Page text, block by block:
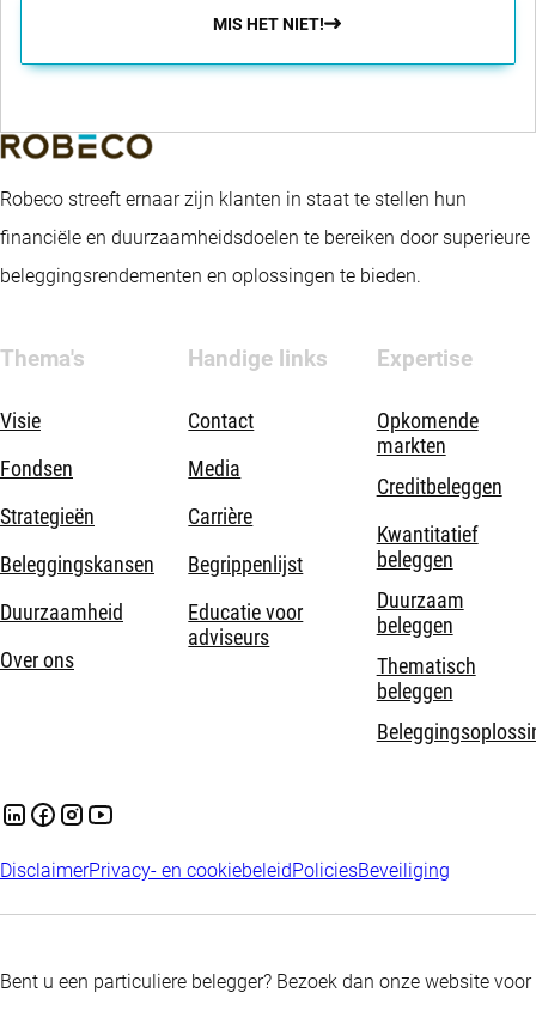
MIS HET NIET!
Robeco streeft ernaar zijn klanten in staat te stellen hun
financiële en duurzaamheidsdoelen te bereiken door superieure
beleggingsrendementen en oplossingen te bieden.
Thema's
Visie
Fondsen
Strategieën
Beleggingskansen
Duurzaamheid
Over ons
Handige links
Contact
Media
Carrière
Begrippenlijst
Educatie voor
adviseurs
Expertise
Opkomende
markten
Creditbeleggen
Kwantitatief
beleggen
Duurzaam
beleggen
Thematisch
beleggen
DisclaimerPrivacy- en cookiebeleid PoliciesBeveiliging
Bent u een particuliere belegger? Bezoek dan onze website voor